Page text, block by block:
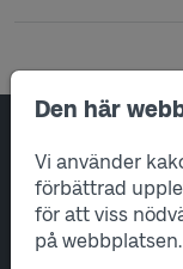
Den här
Vi använder
förbättrad
för att viss
på webbplatsen.
Om oss
Tjänster